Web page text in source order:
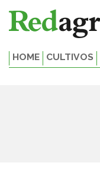
HOME CULTIVOS